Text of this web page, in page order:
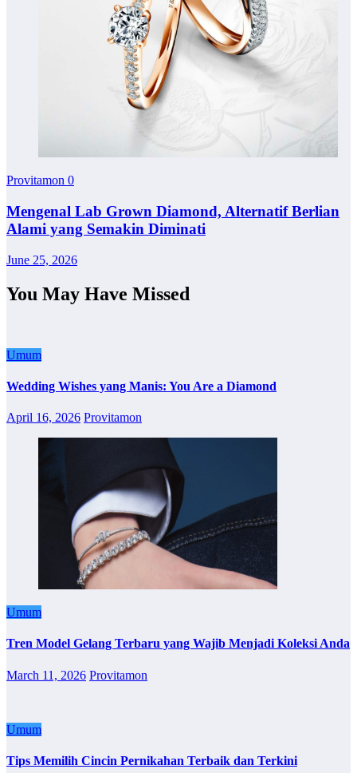
Provitamon 0
Mengenal Lab Grown Diamond, Alternatif Berlian
Alami yang Semakin Diminati
June 25, 2026
You May Have Missed
Umum
Wedding Wishes yang Manis: You Are a Diamond
April 16, 2026 Provitamon
Umum
Tren Model Gelang Terbaru yang Wajib Menjadi Koleksi Anda
March 11, 2026 Provitamon
Umum
Tips Memilih Cincin Pernikahan Terbaik dan Terkini